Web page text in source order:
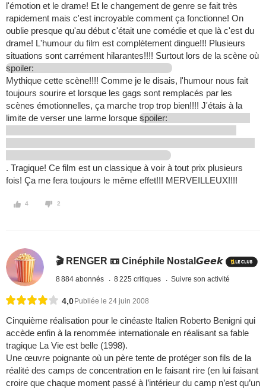
l'émotion et le drame! Et le changement de genre se fait très
rapidement mais c'est incroyable comment ça fonctionne! On
oublie presque qu'au début c'était une comédie et que là c'est du
drame! L'humour du film est complètement dingue!!! Plusieurs
situations sont carrément hilarantes!!!! Surtout lors de la scène où
spoiler:
Mythique cette scène!!!! Comme je le disais, l'humour nous fait
toujours sourire et lorsque les gags sont remplacés par les
scènes émotionnelles, ça marche trop trop bien!!!! J'étais à la
limite de verser une larme lorsque spoiler:
. Tragique! Ce film est un classique à voir à tout prix plusieurs
fois! Ça me fera toujours le même effet!!! MERVEILLEUX!!!!
4 2
🎬 RENGER 📼 Cinéphile Nostal𝙂𝙚𝙚𝙠
8 884 abonnés 8 225 critiques Suivre son activité
4,0 Publiée le 24 juin 2008
Cinquième réalisation pour le cinéaste Italien Roberto Benigni qui
accède enfin à la renommée internationale en réalisant sa fable
tragique La Vie est belle (1998).
Une œuvre poignante où un père tente de protéger son fils de la
réalité des camps de concentration en le faisant rire (en lui faisant
croire que chaque moment passé à l’intérieur du camp n’est qu’un